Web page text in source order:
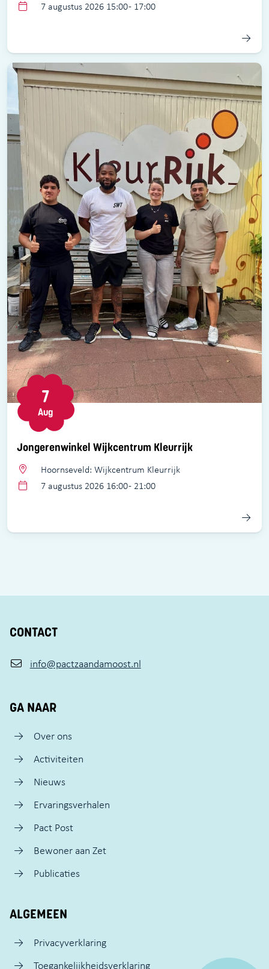
7 augustus 2026 15:00 - 17:00
Jongerenwinkel Wijkcentrum Kleurrijk
7
Aug
Hoornseveld: Wijkcentrum Kleurrijk
7 augustus 2026 16:00 - 21:00
CONTACT
info@pactzaandamoost.nl
GA NAAR
Over ons
Activiteiten
Nieuws
Ervaringsverhalen
Pact Post
Bewoner aan Zet
Publicaties
ALGEMEEN
Privacyverklaring
Toegankelijkheidsverklaring